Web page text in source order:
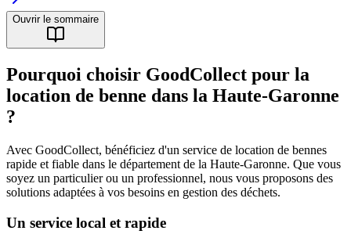
Ouvrir le sommaire
Pourquoi choisir GoodCollect pour la
location de benne dans la Haute-Garonne
?
Avec GoodCollect, bénéficiez d'un service de location de bennes
rapide et fiable dans le département de la Haute-Garonne. Que vous
soyez un particulier ou un professionnel, nous vous proposons des
solutions adaptées à vos besoins en gestion des déchets.
Un service local et rapide